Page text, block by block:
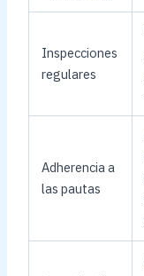
Inspecciones
regulares
Adherencia a
las pautas